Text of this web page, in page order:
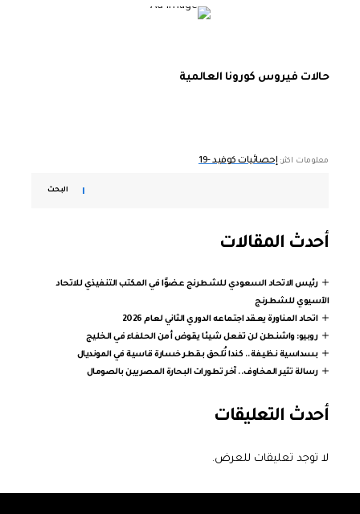
حالات فيروس كورونا العالمية
معلومات اكثر: إحصائيات كوفيد -19
البحث
أحدث المقالات
رئيس الاتحاد السعودي للشطرنج عضوًا في المكتب التنفيذي للاتحاد
الآسيوي للشطرنج
اتحاد المناورة يعقد اجتماعه الدوري الثاني لعام 2026
روبيو: واشنطن لن تفعل شيئا يقوض أمن الحلفاء في الخليج
بسداسية نظيفة.. كندا تُلحق بقطر خسارة قاسية في المونديال
رسالة تثير المخاوف.. آخر تطورات البحارة المصريين بالصومال
أحدث التعليقات
لا توجد تعليقات للعرض.